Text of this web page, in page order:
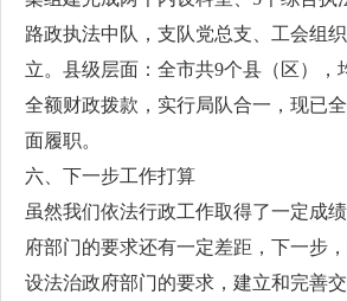
路政执法中队，支队党总支、工会组
立。县级层面：全市共9个县（区），
全额财政拨款，实行局队合一，现已
面履职。
六、下一步工作打算
虽然我们依法行政工作取得了一定成
府部门的要求还有一定差距，下一步
设法治政府部门的要求，建立和完善